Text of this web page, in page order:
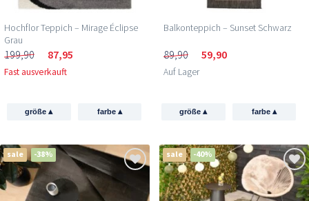
Hochflor Teppich – Mirage Éclipse
Grau
199,90 87,95
Fast ausverkauft
größe▴ farbe ▴
Balkonteppich – Sunset Schwarz
89,90 59,90
Auf Lager
größe▴ farbe ▴
sale -38% sale -40%